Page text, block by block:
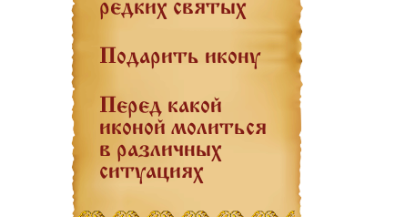
редких святых
Подарить икону
Перед какой
иконой молиться
в различных
ситуациях